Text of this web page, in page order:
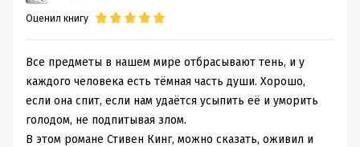
Оценил книгу
Все предметы в нашем мире отбрасывают тень, и у
каждого человека есть тёмная часть души. Хорошо,
если она спит, если нам удаётся усыпить её и уморить
голодом, не подпитывая злом.
В этом романе Стивен Кинг, можно сказать, оживил и